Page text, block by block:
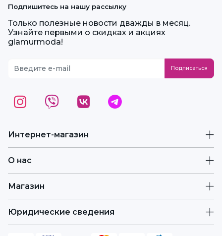
Интернет-магазин
О нас
Магазин
Юридические сведения
Подпишитесь на нашу рассылку
Только полезные новости дважды в месяц.
Узнайте первыми о скидках и акциях
glamurmoda!